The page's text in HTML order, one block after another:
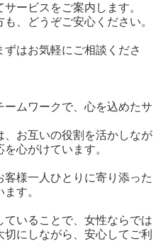
ービスをご案内します。
、どうぞご安心ください。
はお気軽にご相談くださ
ムワークで、心を込めたサ
お互いの役割を活かしなが
心がけています。
様一人ひとりに寄り添った
す。
ていることで、女性ならでは
にしながら、安心してご利